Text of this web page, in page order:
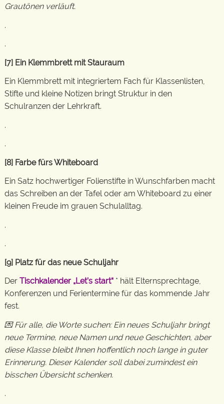
Grautönen verläuft.
.
.
[7] Ein Klemmbrett mit Stauraum
Ein Klemmbrett mit integriertem Fach für Klassenlisten,
Stifte und kleine Notizen bringt Struktur in den
Schulranzen der Lehrkraft.
.
.
[8] Farbe fürs Whiteboard
Ein Satz hochwertiger Folienstifte in Wunschfarben macht
das Schreiben an der Tafel oder am Whiteboard zu einer
kleinen Freude im grauen Schulalltag.
.
.
[9] Platz für das neue Schuljahr
Der Tischkalender „Let’s start“ * hält Elternsprechtage,
Konferenzen und Ferientermine für das kommende Jahr
fest.
💌 Für alle, die Worte suchen: Ein neues Schuljahr bringt
neue Termine, neue Namen und neue Geschichten, aber
diese Klasse bleibt Ihnen hoffentlich noch lange in guter
Erinnerung. Dieser Kalender soll dabei zumindest ein
bisschen Übersicht schenken.
.